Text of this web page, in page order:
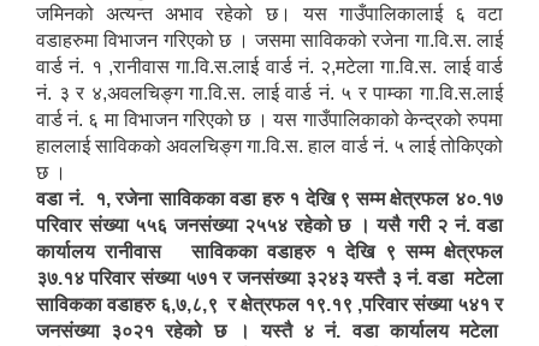
जमिनको अत्यन्त अभाव रहेको छ। यस गाउँपालिकालाई ६ वटा
वडाहरुमा विभाजन गरिएको छ । जसमा साविकको रजेना गा.वि.स. लाई
वार्ड नं. १ ,रानीवास गा.वि.स.लाई वार्ड नं. २,मटेला गा.वि.स. लाई वार्ड
नं. ३ र ४,अवलचिङ्ग गा.वि.स. लाई वार्ड नं. ५ र पाम्का गा.वि.स.लाई
वार्ड नं. ६ मा विभाजन गरिएको छ । यस गाउँपालिकाको केन्द्रको रुपमा
हाललाई साविकको अवलचिङ्ग गा.वि.स. हाल वार्ड नं. ५ लाई तोकिएको
छ ।
वडा नं. १, रजेना साविकका वडा हरु १ देखि ९ सम्म क्षेत्रफल ४०.१७
परिवार संख्या ५५६ जनसंख्या २५५४ रहेको छ । यसै गरी २ नं. वडा
कार्यालय रानीवास साविकका वडाहरु १ देखि ९ सम्म क्षेत्रफल
३७.१४ परिवार संख्या ५७१ र जनसंख्या ३२४३ यस्तै ३ नं. वडा मटेला
साविकका वडाहरु ६,७,८,९ र क्षेत्रफल १९.१९ ,परिवार संख्या ५४१ र
जनसंख्या ३०२१ रहेको छ । यस्तै ४ नं. वडा कार्यालय मटेला